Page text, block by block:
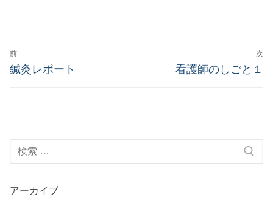
投
稿
ー
シ
ョ
前
前
鍼灸レポート
次
次
看護師のしごと１
索:
アーカイブ